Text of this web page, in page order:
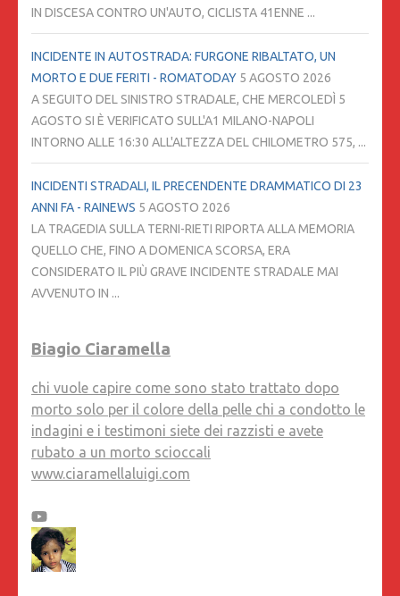
IN DISCESA CONTRO UN'AUTO, CICLISTA 41ENNE ...
INCIDENTE IN AUTOSTRADA: FURGONE RIBALTATO, UN
MORTO E DUE FERITI - ROMATODAY 5 AGOSTO 2026
A SEGUITO DEL SINISTRO STRADALE, CHE MERCOLEDÌ 5
AGOSTO SI È VERIFICATO SULL'A1 MILANO-NAPOLI
INTORNO ALLE 16:30 ALL'ALTEZZA DEL CHILOMETRO 575, ...
INCIDENTI STRADALI, IL PRECENDENTE DRAMMATICO DI 23
ANNI FA - RAINEWS 5 AGOSTO 2026
LA TRAGEDIA SULLA TERNI-RIETI RIPORTA ALLA MEMORIA
QUELLO CHE, FINO A DOMENICA SCORSA, ERA
CONSIDERATO IL PIÙ GRAVE INCIDENTE STRADALE MAI
AVVENUTO IN ...
Biagio Ciaramella
chi vuole capire come sono stato trattato dopo
morto solo per il colore della pelle chi a condotto le
indagini e i testimoni siete dei razzisti e avete
rubato a un morto scioccali
www.ciaramellaluigi.com